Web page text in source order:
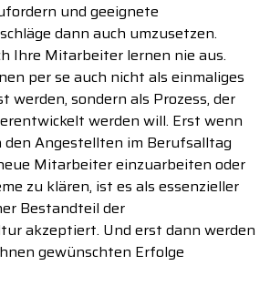
fordern und geeignete
dann auch umzusetzen.
Ihre Mitarbeiter lernen nie aus.
per se auch nicht als einmaliges
werden, sondern als Prozess, der
werden will. Erst wenn
den Angestellten im Berufsalltag
Mitarbeitereinzuarbeiten oder
zu klären, ist es als essenzieller
Bestandteil der
akzeptiert. Und erst dann werden
gewünschten Erfolge